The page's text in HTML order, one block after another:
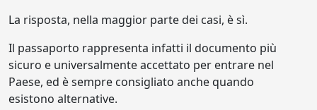
La risposta, nella maggior parte dei casi, è sì.
Il passaporto rappresenta infatti il documento più
sicuro e universalmente accettato per entrare nel
Paese, ed è sempre consigliato anche quando
esistono alternative.